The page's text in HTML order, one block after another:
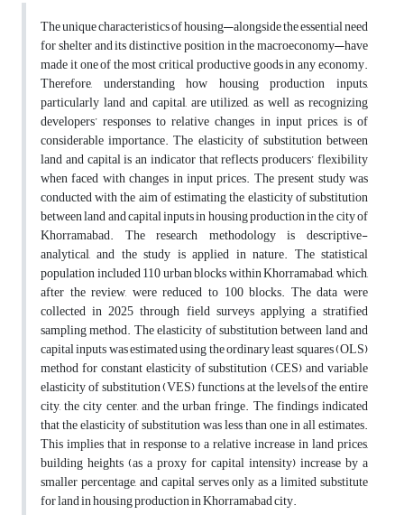
The unique characteristics of housing—alongside the essential need
for shelter and its distinctive position in the macroeconomy—have
made it one of the most critical productive goods in any economy.
Therefore, understanding how housing production inputs,
particularly land and capital, are utilized, as well as recognizing
developers’ responses to relative changes in input prices, is of
considerable importance. The elasticity of substitution between
land and capital is an indicator that reflects producers’ flexibility
when faced with changes in input prices. The present study was
conducted with the aim of estimating the elasticity of substitution
between land and capital inputs in housing production in the city of
Khorramabad. The research methodology is descriptive-
analytical, and the study is applied in nature. The statistical
population included 110 urban blocks within Khorramabad, which,
after the review, were reduced to 100 blocks. The data were
collected in 2025 through field surveys applying a stratified
sampling method. The elasticity of substitution between land and
capital inputs was estimated using the ordinary least squares (OLS)
method for constant elasticity of substitution (CES) and variable
elasticity of substitution (VES) functions at the levels of the entire
city, the city center, and the urban fringe. The findings indicated
that the elasticity of substitution was less than one in all estimates.
This implies that in response to a relative increase in land prices,
building heights (as a proxy for capital intensity) increase by a
smaller percentage, and capital serves only as a limited substitute
for land in housing production in Khorramabad city.